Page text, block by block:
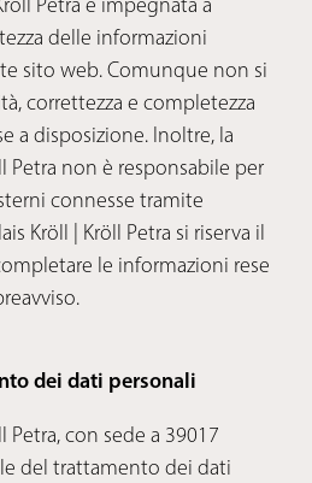
delle informazioni
sito web. Comunque non si
correttezza e completezza
a disposizione. Inoltre, la
Petra non è responsabile per
connesse tramite
Kröll | Kröll Petra si riserva il
le informazioni rese
dei dati personali
Petra, con sede a 39017
del trattamento dei dati